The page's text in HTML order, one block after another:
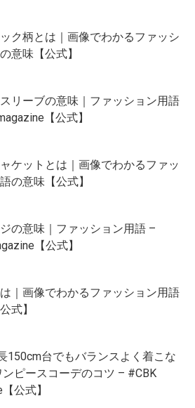
ク柄とは｜画像でわかるファッシ
意味【公式】
リーブの意味｜ファッション用語
【公式】
ケットとは｜画像でわかるファッ
の意味【公式】
の意味｜ファッション用語 –
【公式】
｜画像でわかるファッション用語
式】
150cm台でもバランスよく着こな
ピースコーデのコツ – #CBK
公式】